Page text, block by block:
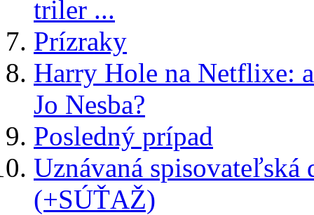
triler ...
Prízraky
Harry Hole na Netflixe:
Jo Nesba?
Posledný prípad
Uznávaná
(+SÚŤAŽ)